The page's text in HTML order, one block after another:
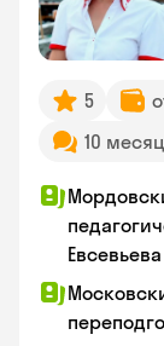
5
10
Евсевьева